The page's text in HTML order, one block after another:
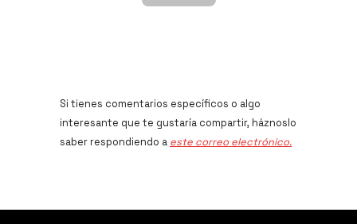
Si tienes comentarios específicos o algo
interesante que te gustaría compartir, háznoslo
saber respondiendo a este correo electrónico.